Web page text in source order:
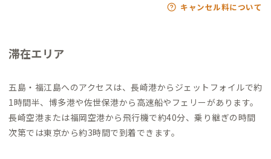
キャンセル料について
滞在エリア
五島・福江島へのアクセスは、長崎港からジェットフォイルで約
1時間半、博多港や佐世保港から高速船やフェリーがあります。
長崎空港または福岡空港から飛行機で約40分、乗り継ぎの時間
次第では東京から約3時間で到着できます。